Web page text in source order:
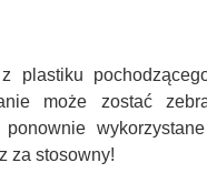
plastiku
może zostać
za stosowny!